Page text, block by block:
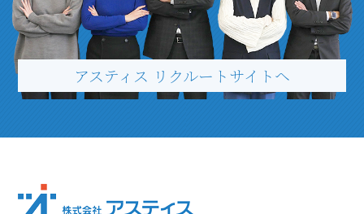
アスティス リクルートサイトヘ